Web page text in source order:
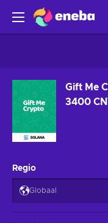
Gift Me
3400
Regio
Globaal